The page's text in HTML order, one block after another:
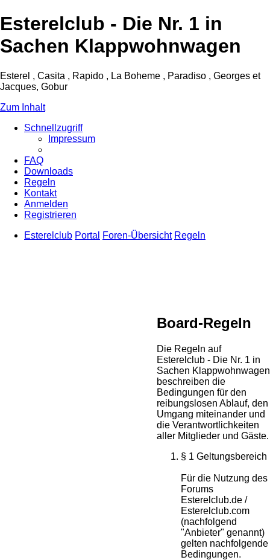
Esterelclub - Die Nr. 1 in
Sachen Klappwohnwagen
Esterel , Casita , Rapido , La Boheme , Paradiso , Georges et
Jacques, Gobur
Zum Inhalt
Schnellzugriff
Impressum
FAQ
Downloads
Regeln
Kontakt
Anmelden
Registrieren
Esterelclub Portal Foren-Übersicht Regeln
Board-Regeln
Die Regeln auf
Esterelclub - Die Nr. 1 in
Sachen Klappwohnwagen
beschreiben die
Bedingungen für den
reibungslosen Ablauf, den
Umgang miteinander und
die Verantwortlichkeiten
aller Mitglieder und Gäste.
§ 1 Geltungsbereich
Für die Nutzung des
Forums
Esterelclub.de /
Esterelclub.com
(nachfolgend
"Anbieter" genannt)
gelten nachfolgende
Bedingungen.